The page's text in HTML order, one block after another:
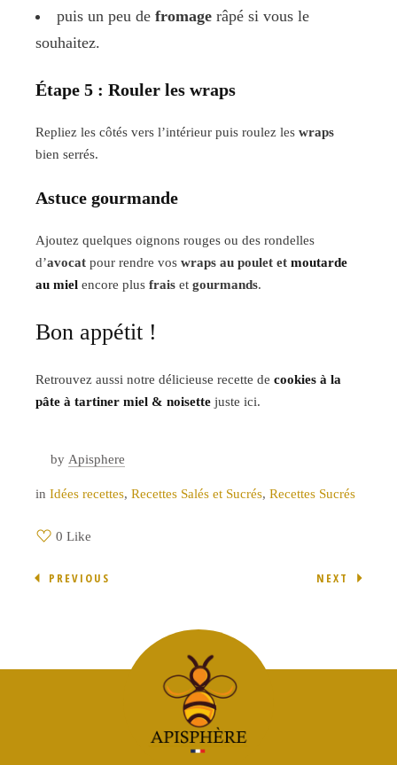
puis un peu defromage râpé si vous le
souhaitez.
Étape 5 : Rouler les wraps
Repliez les côtés vers l’intérieur puis roulez leswraps
bien serrés.
Astuce gourmande
Ajoutez quelques oignons rouges ou des rondelles
d’avocat pour rendre voswraps au poulet etmoutarde
au miel encore plusfrais etgourmands.
Bon appétit !
Retrouvez aussi notre délicieuse recette de cookies à la
pâte à tartiner miel & noisette juste ici.
by Apisphere
inIdées recettes,Recettes Salés et Sucrés,Recettes Sucrés
0 Like
PREVIOUS NEXT